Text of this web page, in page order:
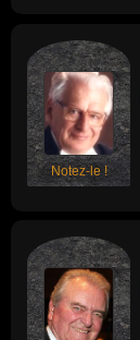
Notez-le !